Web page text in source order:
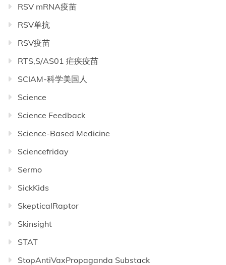
RSV mRNA疫苗
RSV单抗
RSV疫苗
RTS,S/AS01 疟疾疫苗
SCIAM-科学美国人
Science
Science Feedback
Science-Based Medicine
Sciencefriday
Sermo
SickKids
SkepticalRaptor
Skinsight
STAT
StopAntiVaxPropaganda Substack